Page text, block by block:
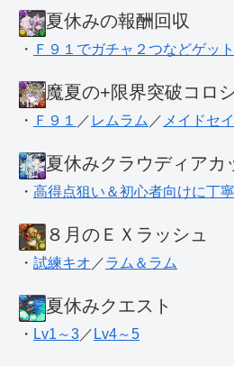
夏休みの報酬回収
・ Ｆ９１でガチャ２つなどゲット
魔夏の+限界突破コロ
・ Ｆ９１ ／ レムラム ／ メイドセ
夏休みクラウディアカ
・ 高得点狙い＆初心者向けに丁
８月のＥＸラッシュ
・ 試練キオ ／ラム＆ラム
夏休みクエスト
・ Lv1～3 ／ Lv4～5